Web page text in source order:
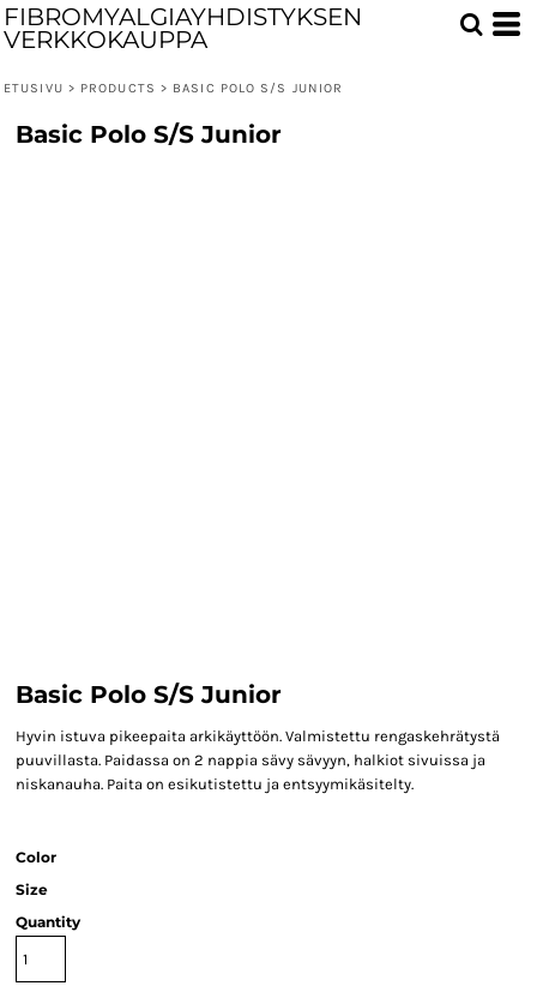
FIBROMYALGIAYHDISTYKSEN
VERKKOKAUPPA
ETUSIVU > PRODUCTS > BASIC POLO S/S JUNIOR
Basic Polo S/S Junior
Basic Polo S/S Junior
Hyvin istuva pikeepaita arkikäyttöön. Valmistettu rengaskehrätystä
puuvillasta. Paidassa on 2 nappia sävy sävyyn, halkiot sivuissa ja
niskanauha. Paita on esikutistettu ja entsyymikäsitelty.
Color
Size
Quantity